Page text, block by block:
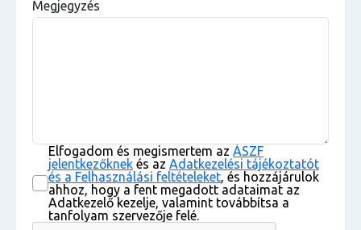
Megjegyzés
Elfogadom és megismertem az ÁSZF
jelentkezőknek és az Adatkezelési tájékoztatót
és a Felhasználási feltételeket, és hozzájárulok
ahhoz, hogy a fent megadott adataimat az
Adatkezelő kezelje, valamint továbbítsa a
tanfolyam szervezője felé.